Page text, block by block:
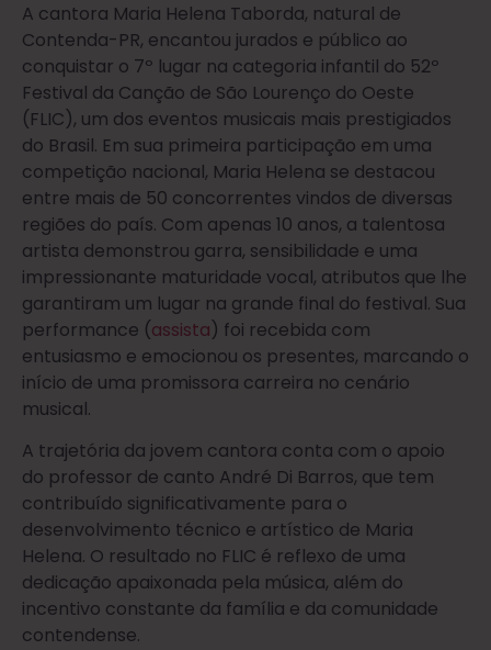
A cantora Maria Helena Taborda, natural de
Contenda-PR, encantou jurados e público ao
conquistar o 7º lugar na categoria infantil do 52º
Festival da Canção de São Lourenço do Oeste
(FLIC), um dos eventos musicais mais prestigiados
do Brasil. Em sua primeira participação em uma
competição nacional, Maria Helena se destacou
entre mais de 50 concorrentes vindos de diversas
regiões do país. Com apenas 10 anos, a talentosa
artista demonstrou garra, sensibilidade e uma
impressionante maturidade vocal, atributos que lhe
garantiram um lugar na grande final do festival. Sua
performance (assista) foi recebida com
entusiasmo e emocionou os presentes, marcando o
início de uma promissora carreira no cenário
musical.
A trajetória da jovem cantora conta com o apoio
do professor de canto André Di Barros, que tem
contribuído significativamente para o
desenvolvimento técnico e artístico de Maria
Helena. O resultado no FLIC é reflexo de uma
dedicação apaixonada pela música, além do
incentivo constante da família e da comunidade
contendense.